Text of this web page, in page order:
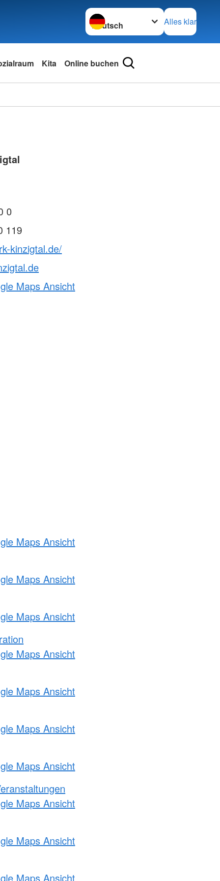
Sprache wechseln zu
Alles klar
Kita Online buchen
0
119
kinzigtal.de/
Maps Ansicht
Maps Ansicht
Maps Ansicht
Maps Ansicht
Maps Ansicht
Maps Ansicht
Maps Ansicht
Maps Ansicht
Maps Ansicht
Maps Ansicht
Maps Ansicht